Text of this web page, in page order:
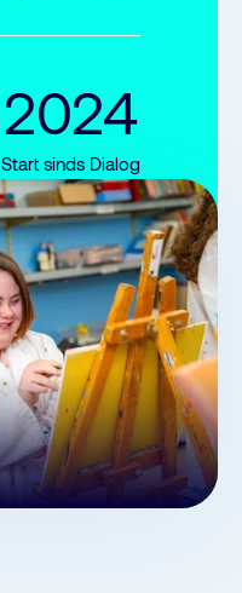
2024
Start sinds Dialog